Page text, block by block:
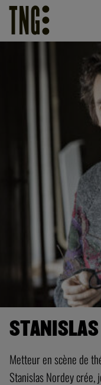
Metteur en scène de
Stanislas Nordey